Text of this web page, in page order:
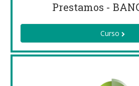
Prestamos -
Curso